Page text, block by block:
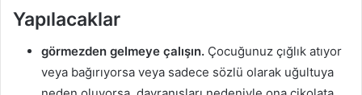
Yapılacaklar
görmezden gelmeye çalışın. Çocuğunuz çığlık atıyor
veya bağırıyorsa veya sadece sözlü olarak uğultuya